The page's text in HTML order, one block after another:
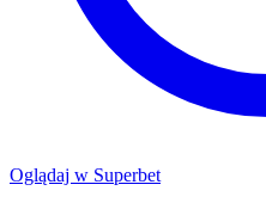
Oglądaj w Superbet